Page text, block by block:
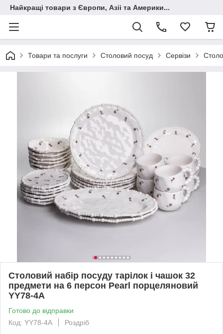
Найкращі товари з Європи, Азіі та Америки...
Товари та послуги Столовий посуд Сервізи
Столовий набір посуду тарілок і чашок 32
предмети на 6 персон Pearl порцеляновий
YY78-4A
Готово до відправки
Код: YY78-4A
Роздріб